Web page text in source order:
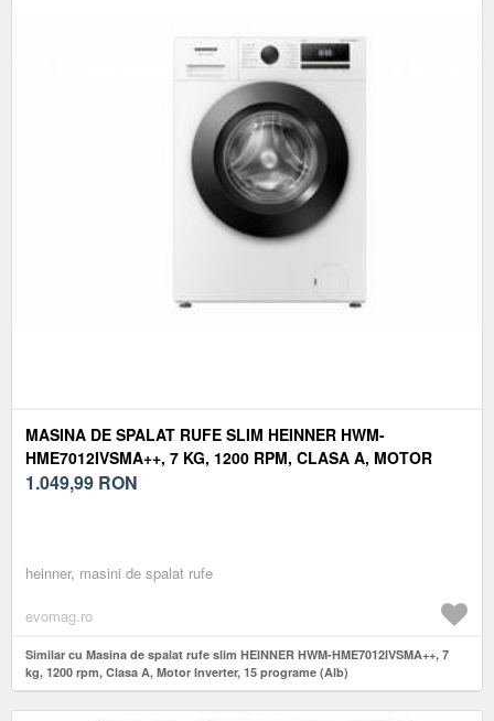
MASINA DE SPALAT RUFE SLIM HEINNER HWM-
HME7012IVSMA++, 7 KG, 1200 RPM, CLASA A, MOTOR
INVERTER, 15 PROGRAME (ALB)
1.049,99 RON
heinner, masini de spalat rufe
evomag.ro
Similar cu Masina de spalat rufe slim HEINNER HWM-HME7012IVSMA++, 7
kg, 1200 rpm, Clasa A, Motor Inverter, 15 programe (Alb)